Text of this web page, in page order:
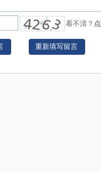
看不清？